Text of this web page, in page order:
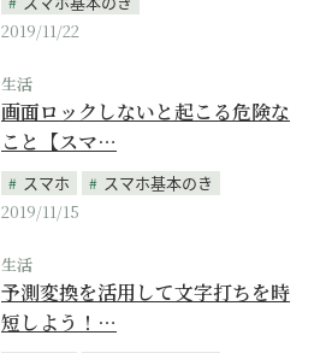
2019/11/22
生活
画面ロックしないと起こる危険な
こと【スマ…
スマホ
スマホ基本のき
2019/11/15
生活
予測変換を活用して文字打ちを時
短しよう！…